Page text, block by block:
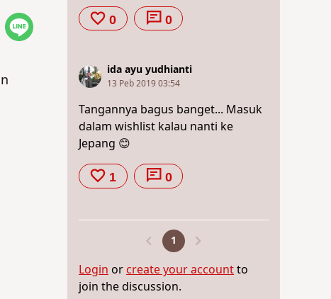
0 0
ida ayu yudhianti
13 Peb 2019 03:54
Tangannya bagus banget... Masuk
dalam wishlist kalau nanti ke
Jepang 😊
1 0
1
Loginorcreate your accountto
join the discussion.